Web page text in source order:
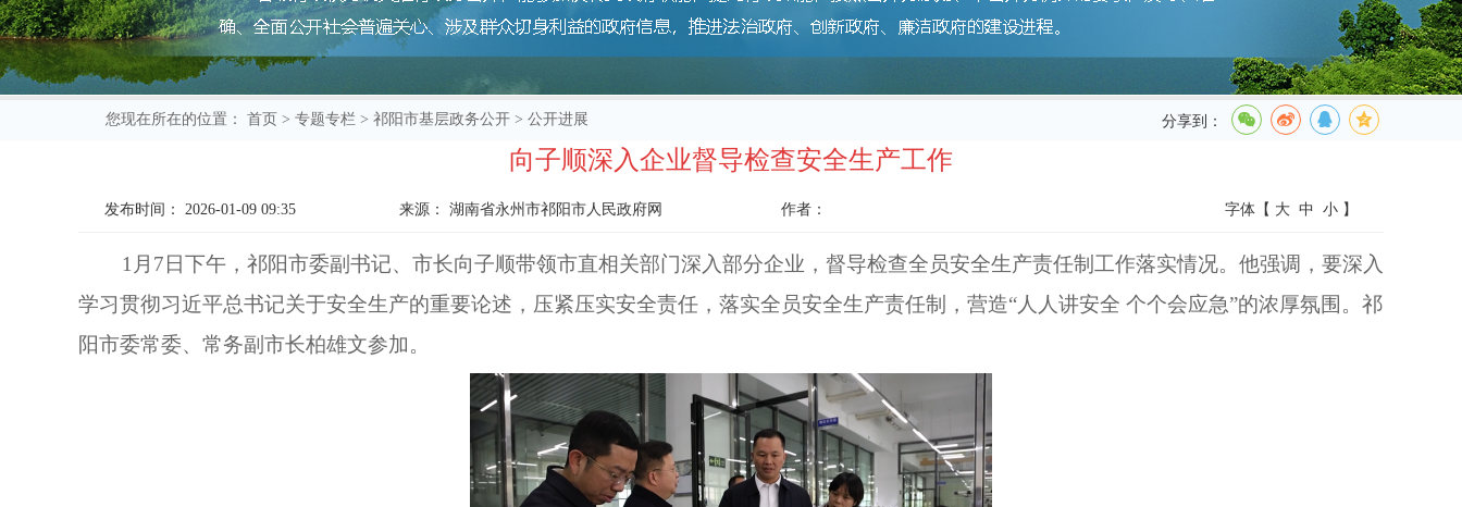
您现在所在的位置： 首页 > 专题专栏 > 祁阳市基层政务公开 > 公开进展 分享到：
向子顺深入企业督导检查安全生产工作
发布时间： 2026-01-09 09:35 来源： 湖南省永州市祁阳市人民政府网 作者： 字体【 大 中 小 】
1月7日下午，祁阳市委副书记、市长向子顺带领市直相关部门深入部分企业，督导检查全员安全生产责任制工作落实情况。他强调，要深入
学习贯彻习近平总书记关于安全生产的重要论述，压紧压实安全责任，落实全员安全生产责任制，营造“人人讲安全 个个会应急”的浓厚氛围。祁
阳市委常委、常务副市长柏雄文参加。